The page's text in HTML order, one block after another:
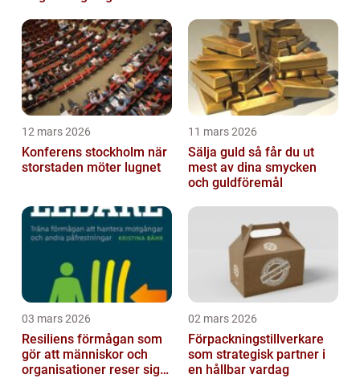
12 mars 2026
Konferens stockholm när
storstaden möter lugnet
11 mars 2026
Sälja guld så får du ut
mest av dina smycken
och guldföremål
03 mars 2026
Resiliens förmågan som
gör att människor och
organisationer reser sig
02 mars 2026
Förpackningstillverkare
som strategisk partner i
en hållbar vardag